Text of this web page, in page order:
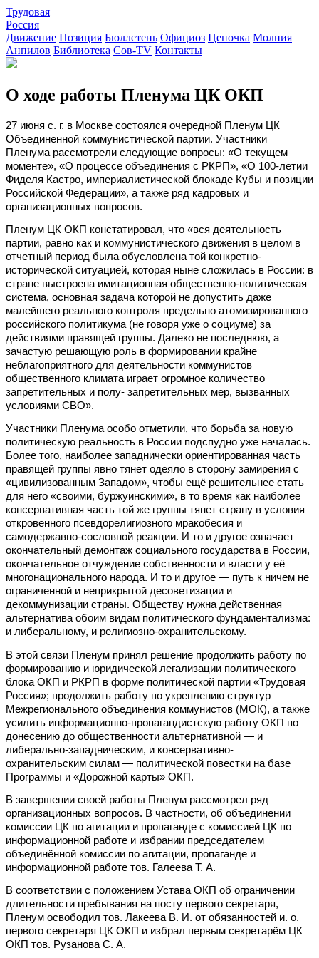
Трудовая
Россия
Движение Позиция Бюллетень Официоз Цепочка Молния
Анпилов Библиотека Сов-TV Контакты
О ходе работы Пленума ЦК ОКП
27 июня с. г. в Москве состоялся очередной Пленум ЦК
Объединенной коммунистической партии. Участники
Пленума рассмотрели следующие вопросы: «О текущем
моменте», «О процессе объединения с РКРП», «О 100-летии
Фиделя Кастро, империалистической блокаде Кубы и позиции
Российской Федерации», а также ряд кадровых и
организационных вопросов.
Пленум ЦК ОКП констатировал, что «вся деятельность
партии, равно как и коммунистического движения в целом в
отчетный период была обусловлена той конкретно-
исторической ситуацией, которая ныне сложилась в России: в
стране выстроена имитационная общественно-политическая
система, основная задача которой не допустить даже
малейшего реального контроля предельно атомизированного
российского политикума (не говоря уже о социуме) за
действиями правящей группы. Далеко не последнюю, а
зачастую решающую роль в формировании крайне
неблагоприятного для деятельности коммунистов
общественного климата играет огромное количество
запретительных и полу- запретительных мер, вызванных
условиями СВО».
Участники Пленума особо отметили, что борьба за новую
политическую реальность в России подспудно уже началась.
Более того, наиболее западнически ориентированная часть
правящей группы явно тянет одеяло в сторону замирения с
«цивилизованным Западом», чтобы ещё решительнее стать
для него «своими, буржуинскими», в то время как наиболее
консервативная часть той же группы тянет страну в условия
откровенного псевдорелигиозного мракобесия и
самодержавно-сословной реакции. И то и другое означает
окончательный демонтаж социального государства в России,
окончательное отчуждение собственности и власти у её
многонационального народа. И то и другое — путь к ничем не
ограниченной и неприкрытой десоветизации и
декоммунизации страны. Обществу нужна действенная
альтернатива обоим видам политического фундаментализма:
и либеральному, и религиозно-охранительскому.
В этой связи Пленум принял решение продолжить работу по
формированию и юридической легализации политического
блока ОКП и РКРП в форме политической партии «Трудовая
Россия»; продолжить работу по укреплению структур
Межрегионального объединения коммунистов (МОК), а также
усилить информационно-пропагандистскую работу ОКП по
донесению до общественности альтернативной — и
либерально-западническим, и консервативно-
охранительским силам — политической повестки на базе
Программы и «Дорожной карты» ОКП.
В завершении своей работы Пленум рассмотрел ряд
организационных вопросов. В частности, об объединении
комиссии ЦК по агитации и пропаганде с комиссией ЦК по
информационной работе и избрании председателем
объединённой комиссии по агитации, пропаганде и
информационной работе тов. Галеева Т. А.
В соответствии с положением Устава ОКП об ограничении
длительности пребывания на посту первого секретаря,
Пленум освободил тов. Лакеева В. И. от обязанностей и. о.
первого секретаря ЦК ОКП и избрал первым секретарём ЦК
ОКП тов. Рузанова С. А.